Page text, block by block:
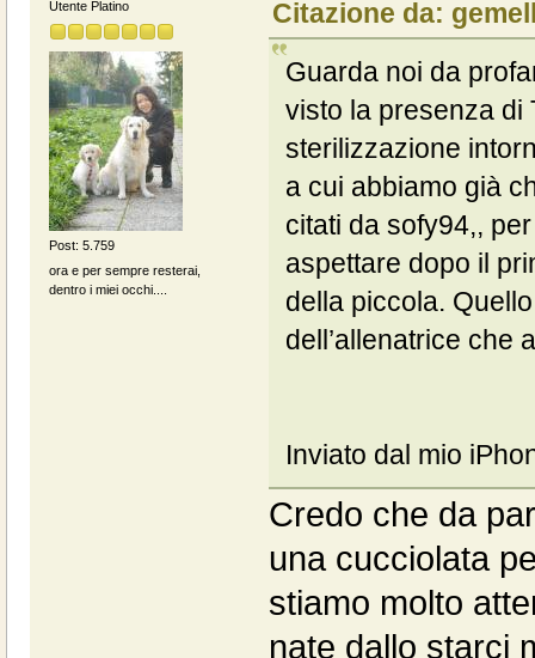
Utente Platino
Post: 5.759
ora e per sempre resterai,
dentro i miei occhi....
Citazione da:
Guarda noi da
visto la presenza di
sterilizzazione
a cui abbiamo già
citati da sofy94,,
aspettare dopo il
della piccola.
dell’allenatrice che
Inviato dal mio
Credo che da
una cucciolata
stiamo molto
nate dallo starci